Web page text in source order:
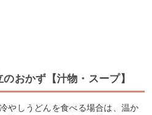
おかず【汁物・スープ】
やしうどんを食べる場合は、温か